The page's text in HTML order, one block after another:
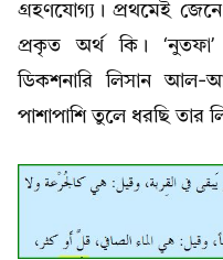
গ্রহণযোগ্য। প্রথমেই
প্রকৃত অর্থ কি। ‘নুতফা’
ডিকশনারি লিসান আল-
পাশাপাশি তুলে ধরছি তার